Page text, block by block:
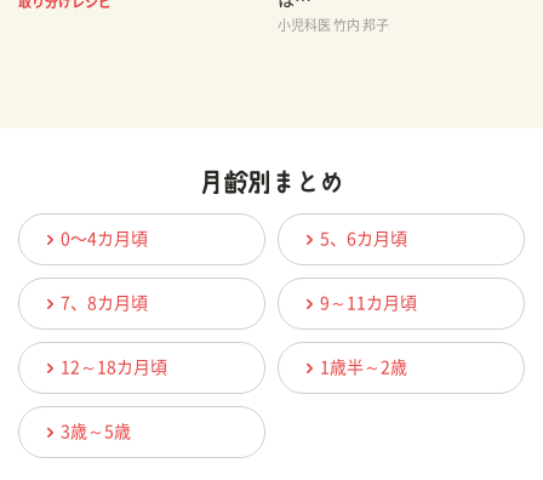
小児科医 竹内 邦子
0〜4カ月頃 5、6カ月頃
7、8カ月頃 9～11カ月頃
12～18カ月頃 1歳半～2歳
3歳～5歳